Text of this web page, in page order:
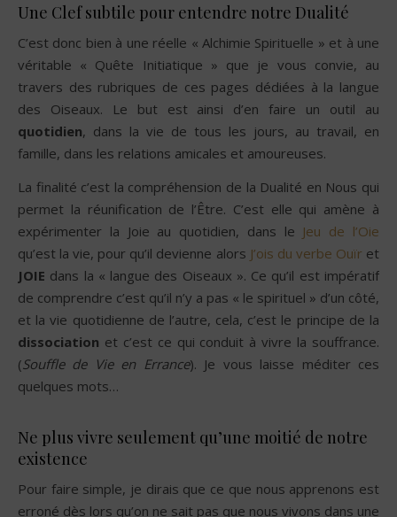
Une Clef subtile pour entendre notre Dualité
C’est donc bien à une réelle « Alchimie Spirituelle » et à une
véritable « Quête Initiatique » que je vous convie, au
travers des rubriques de ces pages dédiées à la langue
des Oiseaux. Le but est ainsi d’en faire un outil au
quotidien, dans la vie de tous les jours, au travail, en
famille, dans les relations amicales et amoureuses.
La finalité c’est la compréhension de la Dualité en Nous qui
permet la réunification de l’Être. C’est elle qui amène à
expérimenter la Joie au quotidien, dans le Jeu de l’Oie
qu’est la vie, pour qu’il devienne alors J’ois du verbe Ouïr et
JOIE dans la « langue des Oiseaux ». Ce qu’il est impératif
de comprendre c’est qu’il n’y a pas « le spirituel » d’un côté,
et la vie quotidienne de l’autre, cela, c’est le principe de la
dissociation et c’est ce qui conduit à vivre la souffrance.
(Souffle de Vie en Errance). Je vous laisse méditer ces
quelques mots…
Ne plus vivre seulement qu’une moitié de notre
existence
Pour faire simple, je dirais que ce que nous apprenons est
erroné dès lors qu’on ne sait pas que nous vivons dans une